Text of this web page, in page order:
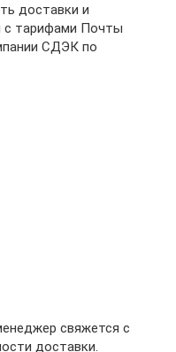
доставки и
с тарифами Почты
СДЭК по
свяжется с
доставки.